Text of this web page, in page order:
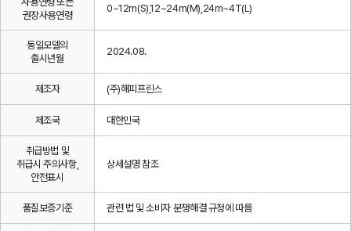
권장사용연령
0~12m(S),12~24m(M),24m~4T(L)
동일모델의
출시년월
2024.08.
제조자 (주)해피프린스
제조국 대한민국
취급방법 및
취급시 주의사항,
안전표시
상세설명 참조
품질보증기준 관련 법 및 소비자 분쟁해결 규정에 따름